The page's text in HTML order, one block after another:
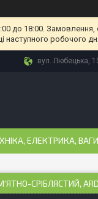
до 18:00.
наступного робочого
вул. Любецька,
ЕЛЕКТРИКА, ВАГИ
СРІБЛЯСТИЙ,